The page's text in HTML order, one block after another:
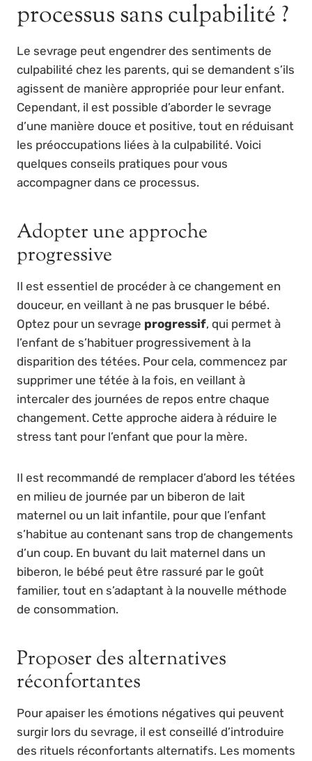
processus sans culpabilité ?
Le sevrage peut engendrer des sentiments de
culpabilité chez les parents, qui se demandent s’ils
agissent de manière appropriée pour leur enfant.
Cependant, il est possible d’aborder le sevrage
d’une manière douce et positive, tout en réduisant
les préoccupations liées à la culpabilité. Voici
quelques conseils pratiques pour vous
accompagner dans ce processus.
Adopter une approche
progressive
Il est essentiel de procéder à ce changement en
douceur, en veillant à ne pas brusquer le bébé.
Optez pour un sevrage progressif, qui permet à
l’enfant de s’habituer progressivement à la
disparition des tétées. Pour cela, commencez par
supprimer une tétée à la fois, en veillant à
intercaler des journées de repos entre chaque
changement. Cette approche aidera à réduire le
stress tant pour l’enfant que pour la mère.
Il est recommandé de remplacer d’abord les tétées
en milieu de journée par un biberon de lait
maternel ou un lait infantile, pour que l’enfant
s’habitue au contenant sans trop de changements
d’un coup. En buvant du lait maternel dans un
biberon, le bébé peut être rassuré par le goût
familier, tout en s’adaptant à la nouvelle méthode
de consommation.
Proposer des alternatives
réconfortantes
Pour apaiser les émotions négatives qui peuvent
surgir lors du sevrage, il est conseillé d’introduire
des rituels réconfortants alternatifs. Les moments